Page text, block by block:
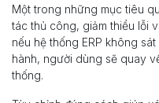
Một trong những mục tiêu
tác thủ công, giảm thiểu lỗi
nếu hệ thống ERP không
hành, người dùng sẽ quay
thống.